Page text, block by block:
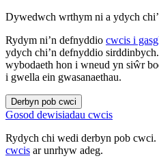
Dywedwch wrthym ni a ydych
Rydym ni’n defnyddio cwcis i
ydych chi’n defnyddio
wybodaeth hon i wneud yn siŵr
i gwella ein gwasanaethau.
Derbyn pob cwci
Gosod dewisiadau cwcis
Rydych chi wedi derbyn pob
cwcis ar unrhyw adeg.